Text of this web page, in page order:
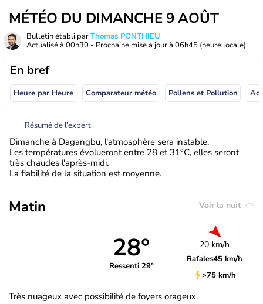
MÉTÉO DU DIMANCHE 9 AOÛT
Bulletin établi parThomas PONTHIEU
Actualisé à 00h30 - Prochaine mise à jour à 06h45 (heure locale)
En bref
Heure par Heure Comparateur météo Pollens et Pollution
Résumé de l’expert
Dimanche à Dagangbu, l'atmosphère sera instable.
Les températures évolueront entre 28 et 31°C, elles seront
très chaudes l'après-midi.
La fiabilité de la situation est moyenne.
Matin Voir la nuit
28°
Ressenti 29°
20 km/h
Rafales45 km/h
>75 km/h
Très nuageux avec possibilité de foyers orageux.